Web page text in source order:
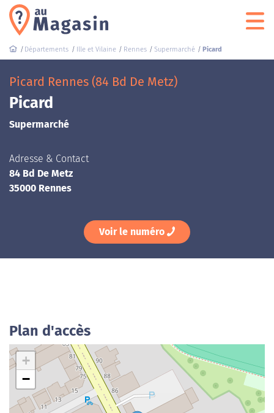
Départements Ille et Vilaine Rennes Supermarché Picard
Picard Rennes (84 Bd De Metz)
Picard
Supermarché
Adresse & Contact
84 Bd De Metz
35000 Rennes
Voir le numéro
Plan d'accès
+
−